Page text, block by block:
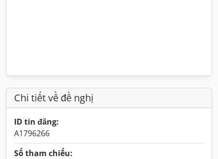
Chi tiết về đề nghị
ID tin đăng:
A1796266
Số tham chiếu: